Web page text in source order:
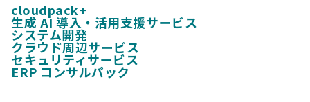
cloudpack+
生成 AI 導入・活用支援サービス
システム開発
クラウド周辺サービス
セキュリティサービス
ERP コンサルパック